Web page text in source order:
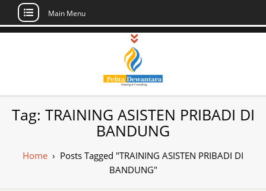
Skip
Main Menu
Pusat Pelatihan
dan Sertifikasi –
Daftar Training
Indonesia
Sertifikasi di Indonesia
Tag: TRAINING ASISTEN PRIBADI DI
BANDUNG
Home › Posts Tagged "TRAINING ASISTEN PRIBADI DI
BANDUNG"